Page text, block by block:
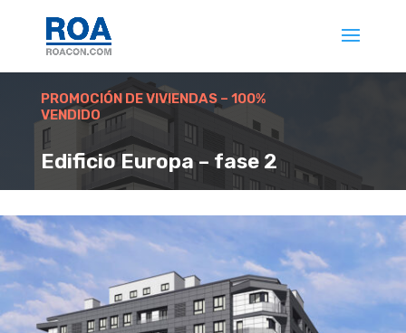
PROMOCIÓN DE VIVIENDAS – 100%
VENDIDO
Edificio Europa – fase 2